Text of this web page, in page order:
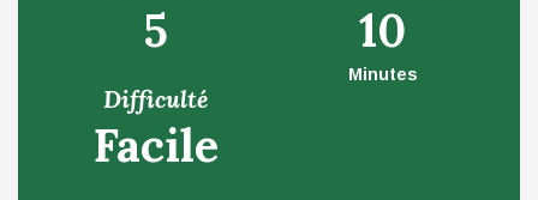
5 10
Minutes
Difficulté
Facile